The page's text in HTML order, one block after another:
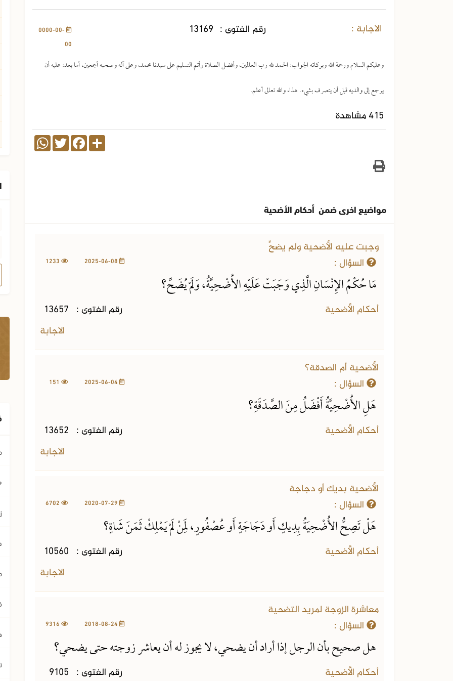
الاجابة : رقم الفتوى : 13169
0000-00-
00
وعليكم السلام ورحمة الله وبركاته الجواب: الحمد لله رب العالمين، وأفضل الصلاة وأتم التسليم على سيدنا محمد، وعلى آله وصحبه أجمعين، أما بعد: عليه أن
يرجع إلى والديه قبل أن يتصرف بشيء. هذا، والله تعالى أعلم.
415 مشاهدة
Share
Facebook
Twitter
WhatsApp
مواضيع اخرى ضمن أحكام الأضحية
وجبت عليه الأضحية ولم يضحِّ
السؤال :
مَا حُكْمُ الإِنْسَانِ الَّذِي وَجَبَتْ عَلَيْهِ الأُضْحِيَّةُ، وَلَمْ يُضَحِّ؟
أحكام الأضحية رقم الفتوى : 13657
الاجابة
الأضحية أم الصدقة؟
السؤال :
هَلِ الأُضْحِيَّةُ أَفْضَلُ مِنَ الصَّدَقَةِ؟
أحكام الأضحية رقم الفتوى : 13652
الاجابة
الأضحية بديك أو دجاجة
السؤال :
هَلْ تَصِحُّ الأُضْحِيَةُ بِدِيكٍ أَو دَجَاجَةٍ أَو عُصْفُورٍ، لِمَنْ لَمْ يَمْلِكْ ثَمَنَ شَاةٍ؟
أحكام الأضحية رقم الفتوى : 10560
الاجابة
معاشرة الزوجة لمريد التضحية
السؤال :
هل صحيح بأن الرجل إذا أراد أن يضحي، لا يجوز له أن يعاشر زوجته حتى يضحي؟
أحكام الأضحية رقم الفتوى : 9105